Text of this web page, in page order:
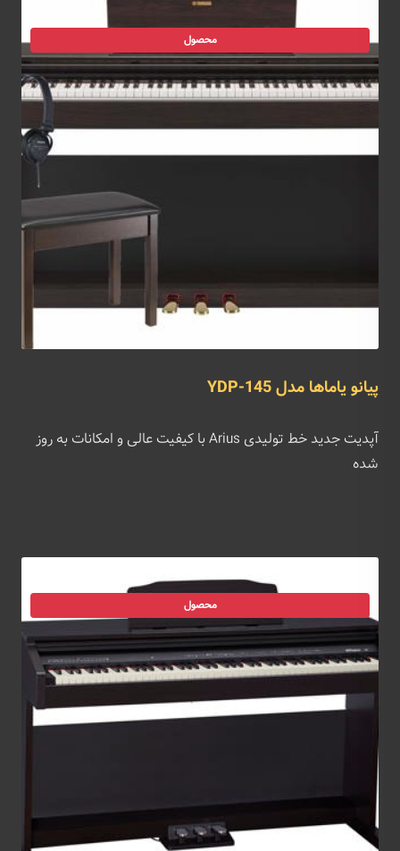
محصول
پیانو یاماها مدل YDP-145
آپدیت جدید خط تولیدی Arius با کیفیت عالی و امکانات به روز
شده
محصول